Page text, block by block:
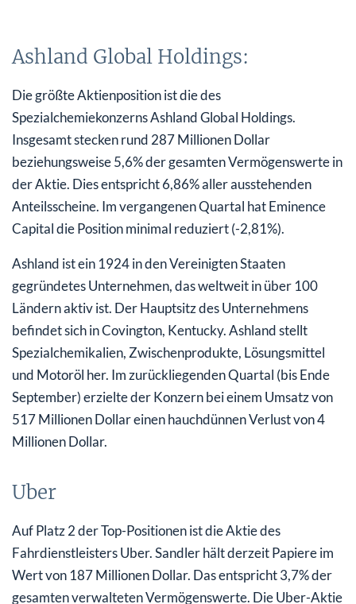
Ashland Global Holdings:
Die größte Aktienposition ist die des
Spezialchemiekonzerns Ashland Global Holdings.
Insgesamt stecken rund 287 Millionen Dollar
beziehungsweise 5,6% der gesamten Vermögenswerte in
der Aktie. Dies entspricht 6,86% aller ausstehenden
Anteilsscheine. Im vergangenen Quartal hat Eminence
Capital die Position minimal reduziert (-2,81%).
Ashland ist ein 1924 in den Vereinigten Staaten
gegründetes Unternehmen, das weltweit in über 100
Ländern aktiv ist. Der Hauptsitz des Unternehmens
befindet sich in Covington, Kentucky. Ashland stellt
Spezialchemikalien, Zwischenprodukte, Lösungsmittel
und Motoröl her. Im zurückliegenden Quartal (bis Ende
September) erzielte der Konzern bei einem Umsatz von
517 Millionen Dollar einen hauchdünnen Verlust von 4
Millionen Dollar.
Uber
Auf Platz 2 der Top-Positionen ist die Aktie des
Fahrdienstleisters Uber. Sandler hält derzeit Papiere im
Wert von 187 Millionen Dollar. Das entspricht 3,7% der
gesamten verwalteten Vermögenswerte. Die Uber-Aktie